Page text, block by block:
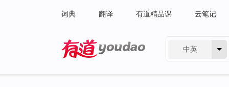
词典 翻译 有道精品课 云笔记
中英